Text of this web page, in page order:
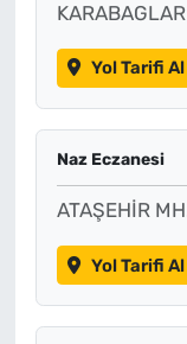
Yol Tarifi Al
Naz Eczanesi
ATAŞEHİR
Yol Tarifi Al